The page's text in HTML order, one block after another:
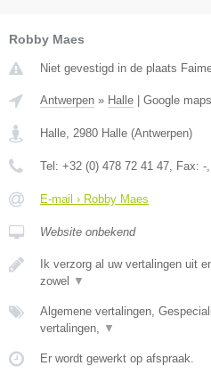
Robby Maes
Niet gevestigd in de plaats
Antwerpen » Halle Google maps
Halle 2980 Halle (Antwerpen)
Tel: +32 (0) 478 72 41 47 , Fax: -
E-mail › Robby Maes
Website onbekend
Ik verzorg al uw vertalingen uit
zowel
▼
Algemene vertalingen,
vertalingen,
▼
Er wordt gewerkt op afspraak.